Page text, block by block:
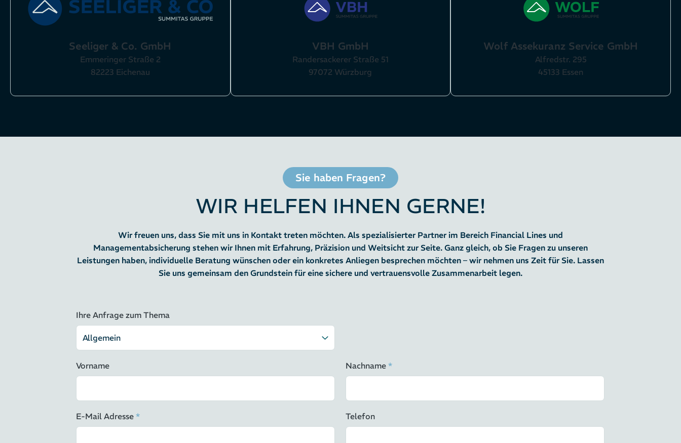
Seeliger & Co. GmbH
Emmeringer Straße 2
82223 Eichenau
VBH GmbH
Randersackerer Straße 51
97072 Würzburg
Wolf Assekuranz Service GmbH
Alfredstr. 295
45133 Essen
Sie haben Fragen?
WIR HELFEN IHNEN GERNE!
Wir freuen uns, dass Sie mit uns in Kontakt treten möchten. Als spezialisierter Partner im Bereich Financial Lines und
Managementabsicherung stehen wir Ihnen mit Erfahrung, Präzision und Weitsicht zur Seite. Ganz gleich, ob Sie Fragen zu unseren
Leistungen haben, individuelle Beratung wünschen oder ein konkretes Anliegen besprechen möchten – wir nehmen uns Zeit für Sie. Lassen
Sie uns gemeinsam den Grundstein für eine sichere und vertrauensvolle Zusammenarbeit legen.
Formular
Allgemeiner
Kontakt Dr
Ihlas
Ihre Anfrage zum Thema
Vorname Nachname*
E-Mail Adresse* Telefon